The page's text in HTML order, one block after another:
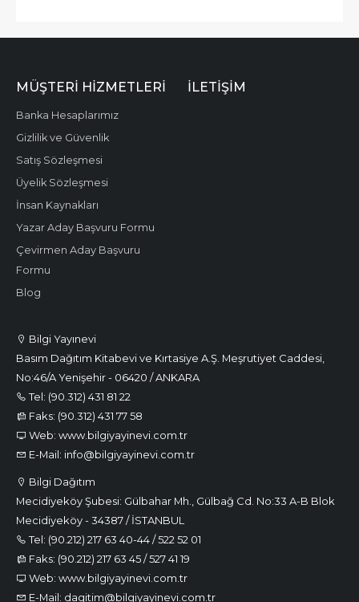
Bilgi Yayınevi
Basım Dağıtım Kitabevi ve Kırtasiye A.Ş. Meşrutiyet Caddesi,
No:46/A Yenişehir - 06420 / ANKARA
Tel: (90.312) 431 81 22
Faks: (90.312) 431 77 58
Web: www.bilgiyayinevi.com.tr
E-Mail: info@bilgiyayinevi.com.tr
Bilgi Dağıtım
Mecidiyeköy Şubesi: Gülbahar Mh., Gülbağ Cd. No:33 A-B Blok
Mecidiyeköy - 34387 / İSTANBUL
Tel: (90.212) 217 63 40-44 / 522 52 01
Faks: (90.212) 217 63 45 / 527 41 19
Web: www.bilgiyayinevi.com.tr
E-Mail: dagitim@bilgiyayinevi.com.tr
MÜŞTERI HIZMETLERI
Banka Hesaplarımız
Gizlilik ve Güvenlik
Satış Sözleşmesi
Üyelik Sözleşmesi
İnsan Kaynakları
Yazar Aday Başvuru Formu
Çevirmen Aday Başvuru
Formu
Blog
İLETIŞIM